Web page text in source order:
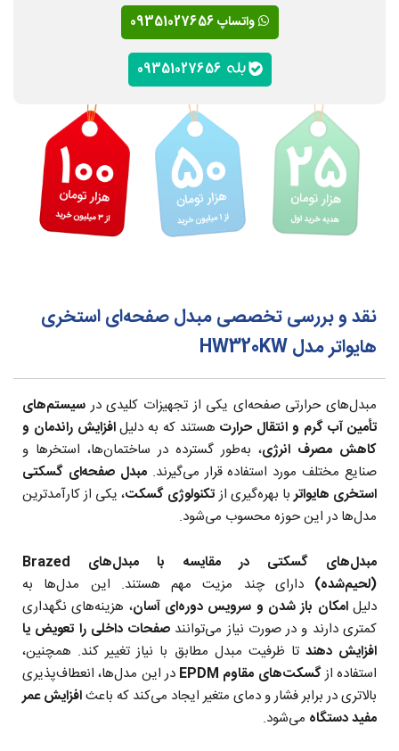
واتساپ 09351027656
نقد و بررسی تخصصی مبدل صفحه‌ای استخری
هایواتر مدل HW320KW
مبدل‌های حرارتی صفحه‌ای یکی از تجهیزات کلیدی در سیستم‌های
تأمین آب گرم و انتقال حرارت هستند که به دلیلافزایش راندمان و
کاهش مصرف انرژی، به‌طور گسترده در ساختمان‌ها، استخرها و
صنایع مختلف مورد استفاده قرار می‌گیرند.مبدل صفحه‌ای گسکتی
استخری هایواتربا بهره‌گیری از تکنولوژی گسکت‌، یکی از کارآمدترین
مدل‌ها در این حوزه محسوب می‌شود.
مبدل‌های گسکتی در مقایسه با مبدل‌های Brazed
(لحیم‌شده) دارای چند مزیت مهم هستند. این مدل‌ها به
دلیلامکان باز شدن و سرویس دوره‌ای آسان، هزینه‌های نگهداری
کمتری دارند و در صورت نیاز می‌توانند صفحات داخلی را تعویض یا
افزایش دهند تا ظرفیت مبدل مطابق با نیاز تغییر کند. همچنین،
استفاده ازگسکت‌های مقاوم EPDM
در این مدل‌ها، انعطاف‌پذیری
بالاتری در برابر فشار و دمای متغیر ایجاد می‌کند که باعثافزایش عمر
مفید دستگاه می‌شود.